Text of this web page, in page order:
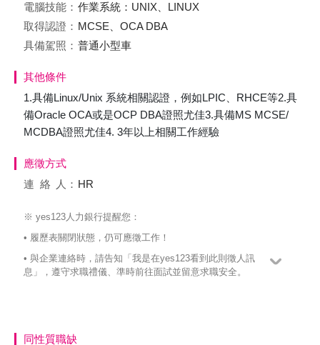
電腦技能： 作業系統：UNIX、LINUX
取得認證： MCSE、OCA DBA
具備駕照： 普通小型車
其他條件
1.具備Linux/Unix 系統相關認證，例如LPIC、RHCE等2.具
備Oracle OCA或是OCP DBA證照尤佳3.具備MS MCSE/
MCDBA證照尤佳4. 3年以上相關工作經驗
應徵方式
連絡
人： HR
※ yes123人力銀行提醒您：
• 履歷表關閉狀態，仍可應徵工作！
• 與企業連絡時，請告知「我是在yes123看到此則徵人訊
息」，遵守求職禮儀、準時前往面試並留意求職安全。
同性質職缺